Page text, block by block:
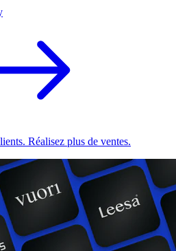
Réalisez plus de ventes.